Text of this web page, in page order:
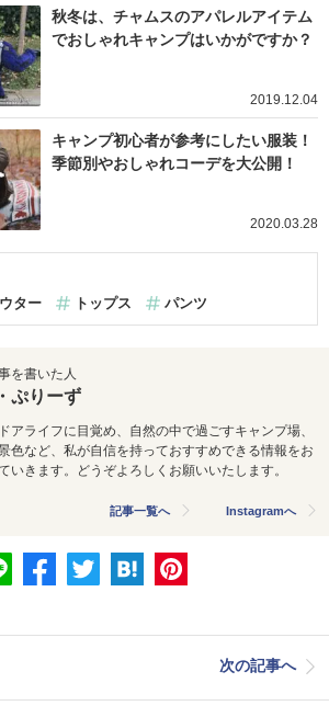
秋冬は、チャムスのアパレルアイテム
でおしゃれキャンプはいかがですか？
2019.12.04
キャンプ初心者が参考にしたい服装！
季節別やおしゃれコーデを大公開！
2020.03.28
ター トップス パンツ
を書いた人
ぷりーず
アライフに目覚め、自然の中で過ごすキャンプ場、
色など、私が自信を持っておすすめできる情報をお
いきます。どうぞよろしくお願いいたします。
記事一覧へ Instagramへ
次の記事へ